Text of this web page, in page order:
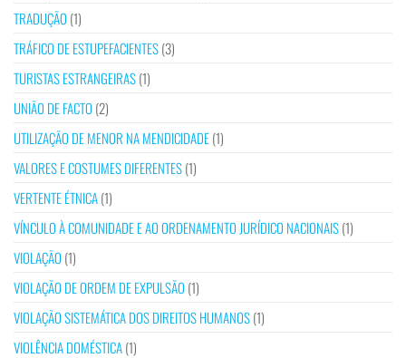
TRADUÇÃO (1)
TRÁFICO DE ESTUPEFACIENTES(3)
TURISTAS ESTRANGEIRAS(1)
UNIÃO DE FACTO (2)
UTILIZAÇÃO DE MENOR NA MENDICIDADE(1)
VALORES E COSTUMES DIFERENTES(1)
VERTENTE ÉTNICA(1)
VÍNCULO À COMUNIDADE E AO ORDENAMENTO JURÍDICO NACIONAIS(1)
VIOLAÇÃO (1)
VIOLAÇÃO DE ORDEM DE EXPULSÃO (1)
VIOLAÇÃO SISTEMÁTICA DOS DIREITOS HUMANOS(1)
VIOLÊNCIA DOMÉSTICA(1)